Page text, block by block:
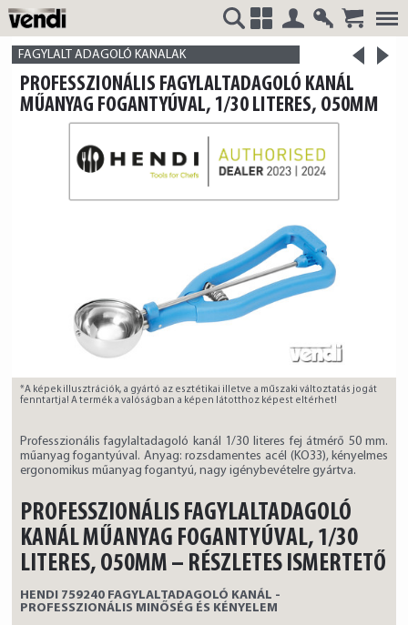
VENDI
HUNGÁRIA
+
FAGYLALT ADAGOLÓ KANALAK
<
terméktermék
>
PROFESSZIONÁLIS FAGYLALTADAGOLÓ KANÁL
MŰANYAG FOGANTYÚVAL, 1/30 LITERES, O50MM
*A képek illusztrációk, a gyártó az esztétikai illetve a műszaki változtatás jogát
fenntartja! A termék a valóságban a képen látotthoz képest eltérhet!
Professzionális fagylaltadagoló kanál 1/30 literes fej átmérő 50 mm.
műanyag fogantyúval. Anyag: rozsdamentes acél (KO33), kényelmes
ergonomikus műanyag fogantyú, nagy igénybevételre gyártva.
PROFESSZIONÁLIS FAGYLALTADAGOLÓ
KANÁL MŰANYAG FOGANTYÚVAL, 1/30
LITERES, O50MM – RÉSZLETES ISMERTETŐ
HENDI 759240 FAGYLALTADAGOLÓ KANÁL -
PROFESSZIONÁLIS MINŐSÉG ÉS KÉNYELEM